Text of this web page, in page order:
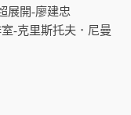
展開-廖建忠
-克里斯托夫．尼曼